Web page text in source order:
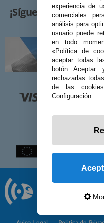
¡Síguenos!experiencia de
comerciales
análisis para
usuario puede
en todo
«Política de
aceptar todas
botón Aceptar
rechazarlas
de las
Configuración.